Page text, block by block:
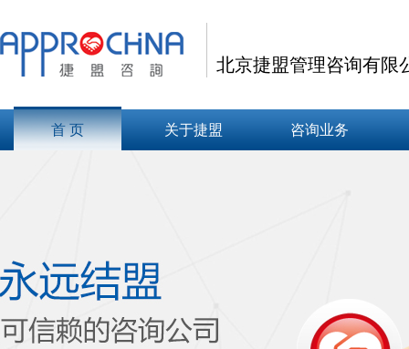
北京捷盟管理咨询有限
首 页 关于捷盟 咨询业务